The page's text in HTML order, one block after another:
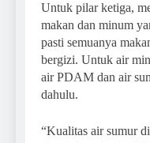
Untuk pilar ketiga,
makan dan minum
pasti semuanya
bergizi. Untuk air
air PDAM dan air
dahulu.
“Kualitas air sumur